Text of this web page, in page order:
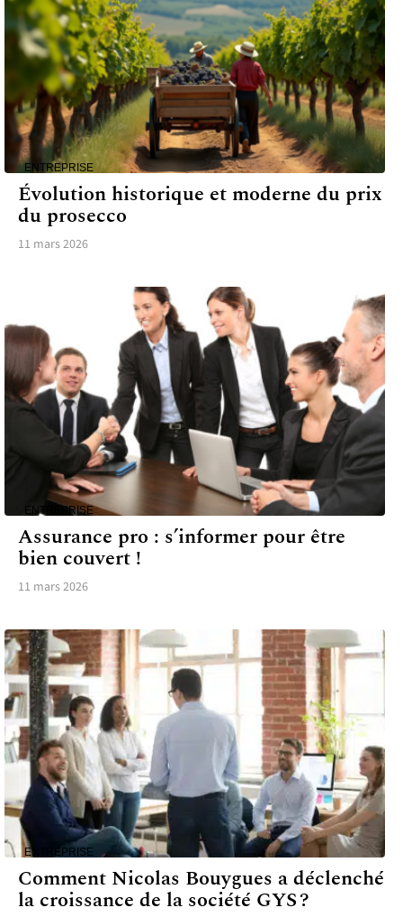
ENTREPRISE
Évolution historique et moderne du prix
du prosecco
11 mars 2026
ENTREPRISE
Assurance pro : s’informer pour être
bien couvert !
11 mars 2026
ENTREPRISE
Comment Nicolas Bouygues a déclenché
la croissance de la société GYS ?